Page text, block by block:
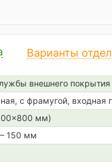
Варианты
внешнего покрытия
с фрамугой, входная
мм)
150 мм